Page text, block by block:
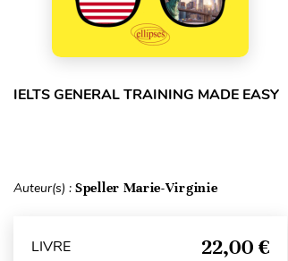
IELTS GENERAL TRAINING MADE EASY
Auteur(s) : Speller Marie-Virginie
LIVRE 22,00 €